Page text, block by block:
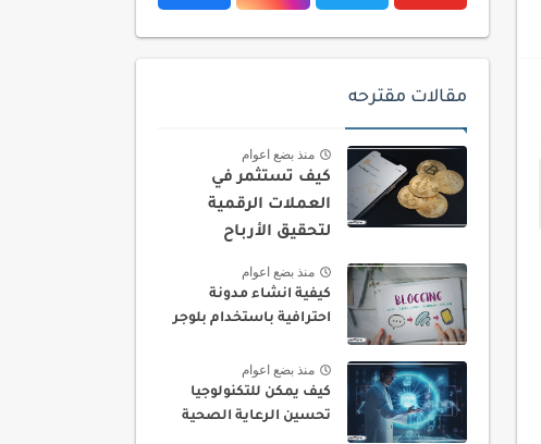
مقالات مقترحه
منذ بضع اعوام
كيف تستثمر في
العملات الرقمية
لتحقيق الأرباح
منذ بضع اعوام
كيفية انشاء مدونة
احترافية باستخدام بلوجر
منذ بضع اعوام
كيف يمكن للتكنولوجيا
تحسين الرعاية الصحية